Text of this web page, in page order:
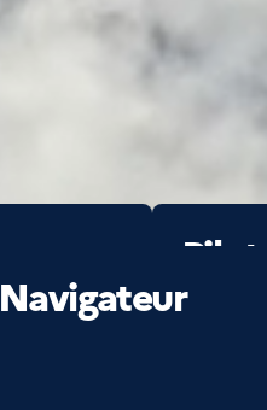
Pilote
Navigateur